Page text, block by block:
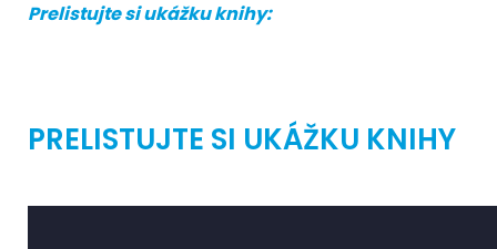
Prelistujte si ukážku knihy:
PRELISTUJTE SI UKÁŽKU KNIHY